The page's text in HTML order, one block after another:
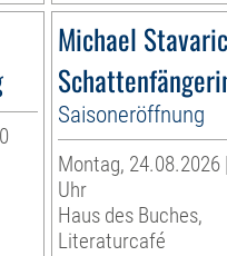
Michael
Saisoneröffnung
Montag, 24.08.2026
Uhr
Haus des Buches,
Literaturcafé